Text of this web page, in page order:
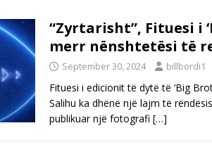
“Zyrtarisht”, Fituesi i
merr nënshtetësi të
September 30, 2024 billbordi1
Fituesi i edicionit të dytë të ‘Big
Salihu ka dhënë një lajm të
publikuar një fotografi […]